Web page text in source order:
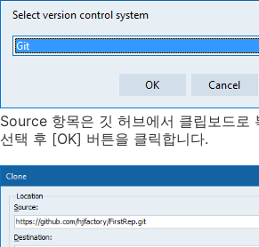
Source 항목은 깃 허브에서 클립보드
선택 후 [OK] 버튼을 클릭합니다.